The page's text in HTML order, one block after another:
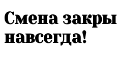
Смена
навсегда!